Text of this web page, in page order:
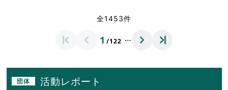
全1453件
1 /122 …
団体 活動レポート